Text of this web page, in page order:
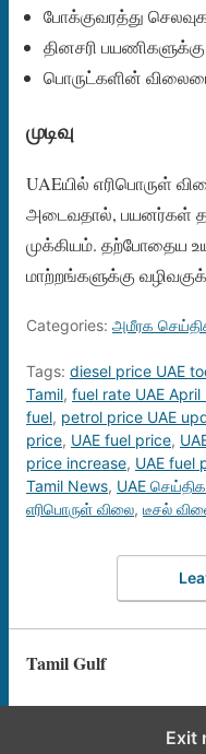
போக்குவரத்து
தினசரி
பொருட்களின்
முடிவு
UAEயில் எரிபொருள்
அடைவதால், பயனர்கள்
முக்கியம். தற்போதைய
மாற்றங்களுக்கு
Categories: அமீரக
Tags: diesel price UAE
Tamil, fuel rate UAE April
fuel, petrol price UAE
price, UAE fuel price,
price increase, UAE fuel
Tamil News, UAE
எரிபொருள் விலை, டீசல்
Tamil Gulf
Exit